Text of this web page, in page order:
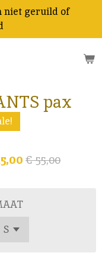
niet geruild of
pax
€ 55,00